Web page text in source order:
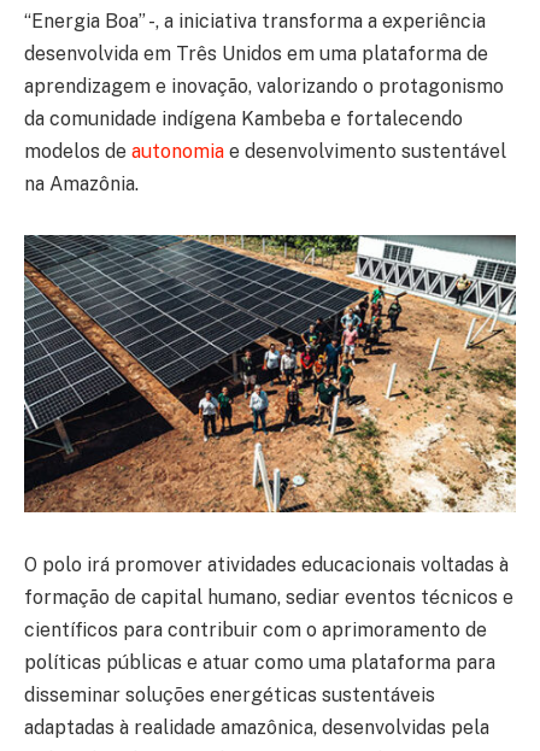
“Energia Boa” -, a iniciativa transforma a experiência
desenvolvida em Três Unidos em uma plataforma de
aprendizagem e inovação, valorizando o protagonismo
da comunidade indígena Kambeba e fortalecendo
modelos de autonomia e desenvolvimento sustentável
na Amazônia.
O polo irá promover atividades educacionais voltadas à
formação de capital humano, sediar eventos técnicos e
científicos para contribuir com o aprimoramento de
políticas públicas e atuar como uma plataforma para
disseminar soluções energéticas sustentáveis
adaptadas à realidade amazônica, desenvolvidas pela